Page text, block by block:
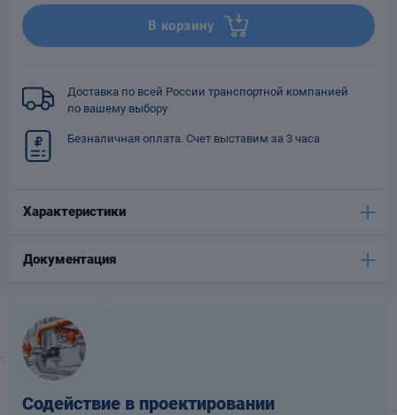
В корзину
Доставка по всей России транспортной компанией
по вашему выбору
Безналичная оплата. Счет выставим за 3 часа
Характеристики
Документация
Содействие в проектировании
Фильтры для